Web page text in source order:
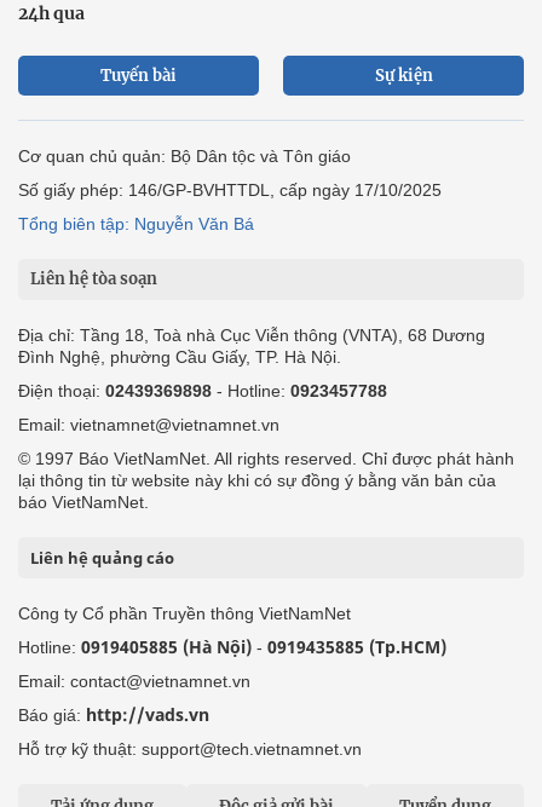
24h qua
Tuyến bài Sự kiện
Cơ quan chủ quản: Bộ Dân tộc và Tôn giáo
Số giấy phép: 146/GP-BVHTTDL, cấp ngày 17/10/2025
Tổng biên tập: Nguyễn Văn Bá
Liên hệ tòa soạn
Địa chỉ: Tầng 18, Toà nhà Cục Viễn thông (VNTA), 68 Dương
Đình Nghệ, phường Cầu Giấy, TP. Hà Nội.
Điện thoại: 02439369898 - Hotline: 0923457788
Email: vietnamnet@vietnamnet.vn
© 1997 Báo VietNamNet. All rights reserved. Chỉ được phát hành
lại thông tin từ website này khi có sự đồng ý bằng văn bản của
báo VietNamNet.
Liên hệ quảng cáo
Công ty Cổ phần Truyền thông VietNamNet
Hotline: 0919405885 (Hà Nội) - 0919435885 (Tp.HCM)
Email: contact@vietnamnet.vn
Báo giá: http://vads.vn
Hỗ trợ kỹ thuật: support@tech.vietnamnet.vn